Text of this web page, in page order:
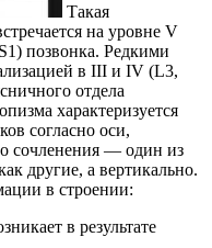
Такая
на уровне V
позвонка. Редкими
в III и IV (L3,
отдела
характеризуется
согласно оси,
сочленения — один из
другие, а вертикально.
в строении:
в результате